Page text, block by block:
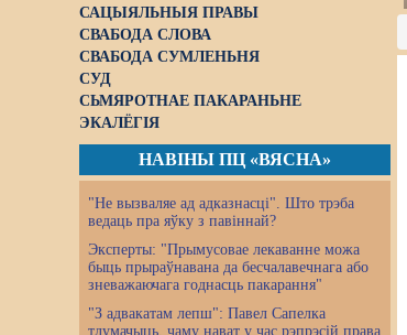
САЦЫЯЛЬНЫЯ ПРАВЫ
СВАБОДА СЛОВА
СВАБОДА СУМЛЕНЬНЯ
СУД
СЬМЯРОТНАЕ ПАКАРАНЬНЕ
ЭКАЛЁГІЯ
НАВІНЫ ПЦ «ВЯСНА»
"Не вызваляе ад адказнасці". Што трэба
ведаць пра яўку з павіннай?
Эксперты: "Прымусовае лекаванне можа
быць прыраўнавана да бесчалавечнага або
зневажаючага годнасць пакарання"
"З адвакатам лепш": Павел Сапелка
тлумачыць, чаму нават у час рэпрэсій права